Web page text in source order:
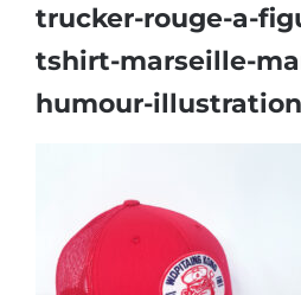
trucker-rouge-a-
tshirt-marseille-
humour-